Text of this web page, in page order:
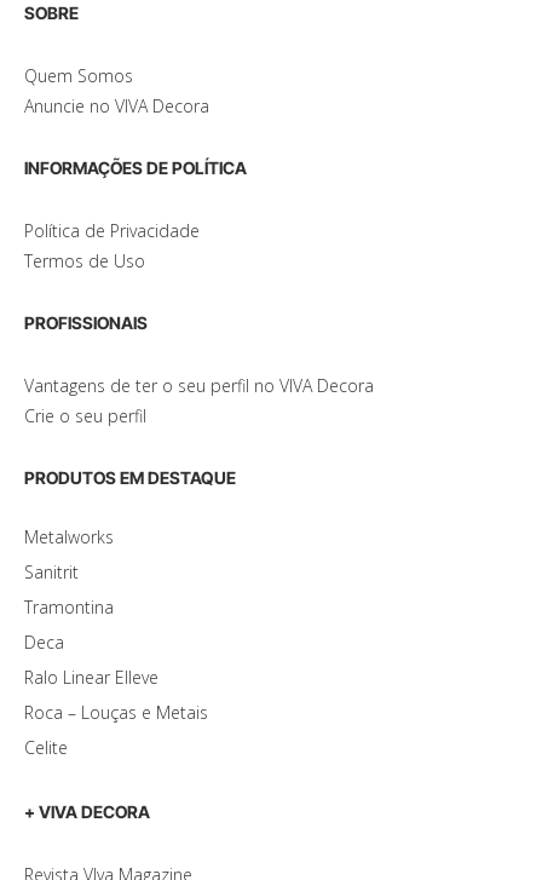
SOBRE
Quem Somos
Anuncie no VIVA Decora
INFORMAÇÕES DE POLÍTICA
Política de Privacidade
Termos de Uso
PROFISSIONAIS
Vantagens de ter o seu perfil no VIVA Decora
Crie o seu perfil
PRODUTOS EM DESTAQUE
Metalworks
Sanitrit
Tramontina
Deca
Ralo Linear Elleve
Roca – Louças e Metais
Celite
+ VIVA DECORA
Revista VIva Magazine